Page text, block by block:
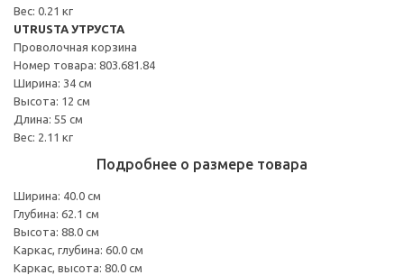
Вес: 0.21 кг
UTRUSTA УТРУСТА
Проволочная корзина
Номер товара: 803.681.84
Ширина: 34 см
Высота: 12 см
Длина: 55 см
Вес: 2.11 кг
Подробнее о размере товара
Ширина: 40.0 см
Глубина: 62.1 см
Высота: 88.0 см
Каркас, глубина: 60.0 см
Каркас, высота: 80.0 см